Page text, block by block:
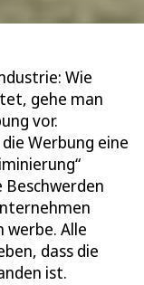
Wie
gehe man
vor.
Werbung eine
werbe. Alle
dass die
ist.